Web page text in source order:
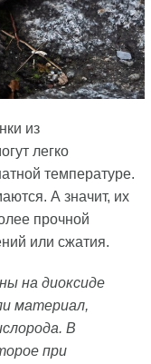
из
легко
температуре.
А значит, их
прочной
или сжатия.
на диоксиде
материал,
В
при